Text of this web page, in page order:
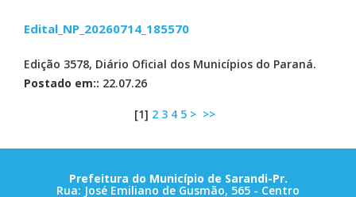
Edital_NP_20260714_185570
Edição 3578, Diário Oficial dos Municípios do Paraná.
Postado em:: 22.07.26
[1] 2 3 4 5 > >>
Prefeitura do Município de Sarandi-Pr.
Rua: José Emiliano de Gusmão, 565 - Centro